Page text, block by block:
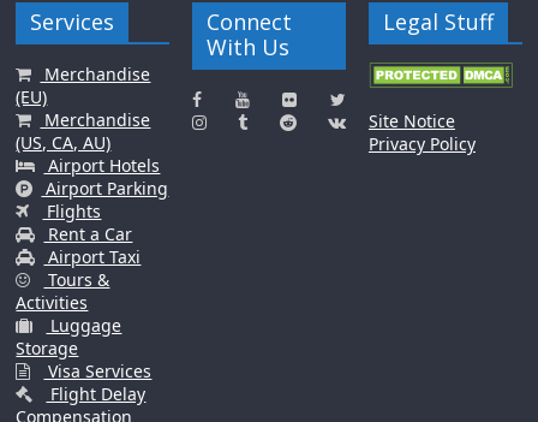
Services
Merchandise
(EU)
Merchandise
(US, CA, AU)
Airport Hotels
Airport Parking
Flights
Rent a Car
Airport Taxi
Tours &
Activities
Luggage
Storage
Visa Services
Flight Delay
Compensation
Connect
With Us
Legal Stuff
Site Notice
Privacy Policy